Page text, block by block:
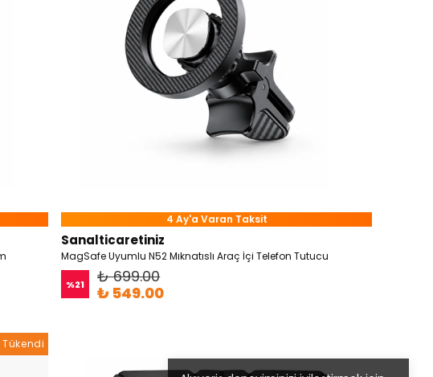
4 Ay'a Varan Taksit
Sanalticaretiniz
MagSafe Uyumlu N52 Mıknatıslı Araç İçi Telefon Tutucu
%21
₺ 699.00
₺ 549.00
Tükendi